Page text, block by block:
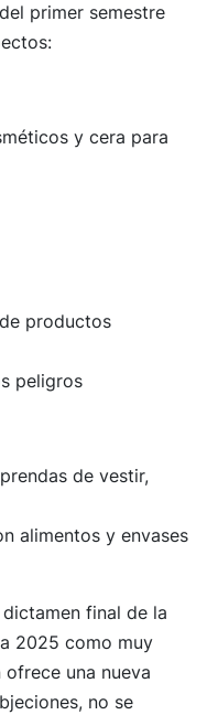
primer semestre
y cera para
productos
peligros
de vestir,
alimentos y envases
final de la
2025 como muy
una nueva
no se